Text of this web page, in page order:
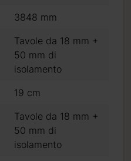
3848 mm
Tavole da 18 mm +
50 mm di
isolamento
19 cm
Tavole da 18 mm +
50 mm di
isolamento